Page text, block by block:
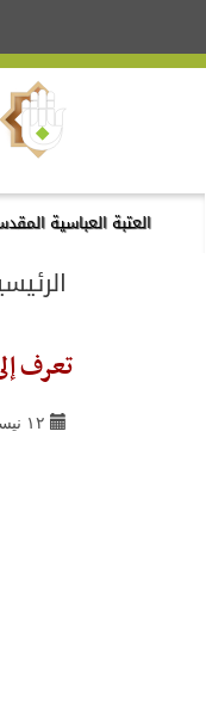
العتبة العباسية
تعرف
١٢ نيسان ٢٠٢٦ ١٤:٥٦